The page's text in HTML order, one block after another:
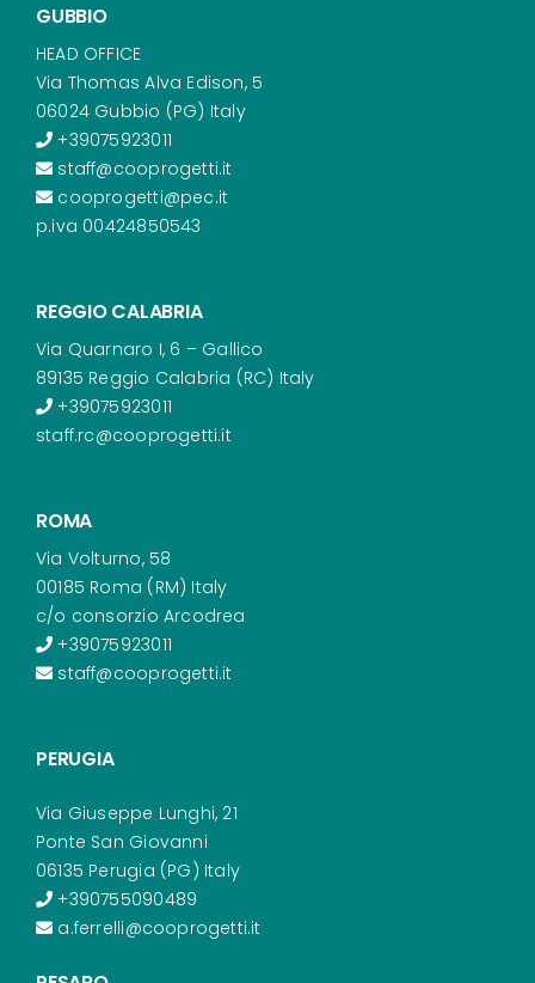
GUBBIO
HEAD OFFICE
Via Thomas Alva Edison, 5
06024 Gubbio (PG) Italy
+39075923011
staff@cooprogetti.it
cooprogetti@pec.it
p.iva 00424850543
REGGIO CALABRIA
Via Quarnaro I, 6 – Gallico
89135 Reggio Calabria (RC) Italy
+39075923011
staff.rc@cooprogetti.it
ROMA
Via Volturno, 58
00185 Roma (RM) Italy
c/o consorzio Arcodrea
+39075923011
staff@cooprogetti.it
PERUGIA
Via Giuseppe Lunghi, 21
Ponte San Giovanni
06135 Perugia (PG) Italy
+390755090489
a.ferrelli@cooprogetti.it